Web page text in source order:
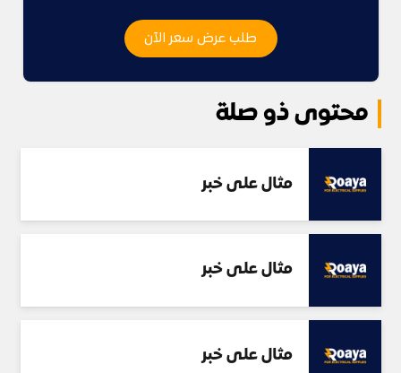
طلب عرض سعر الآن
محتوى ذو صلة
مثال على خبر
مثال على خبر
مثال على خبر